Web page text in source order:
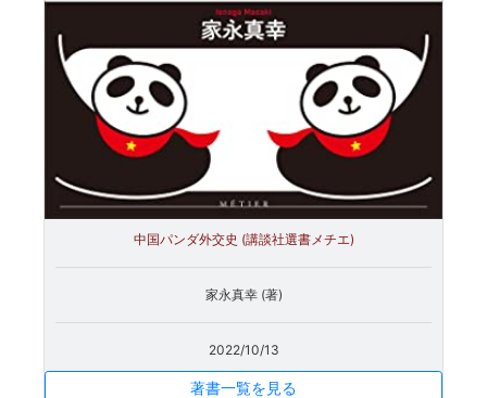
中国パンダ外交史 (講談社選書メチエ)
家永真幸 (著)
2022/10/13
著書一覧を見る